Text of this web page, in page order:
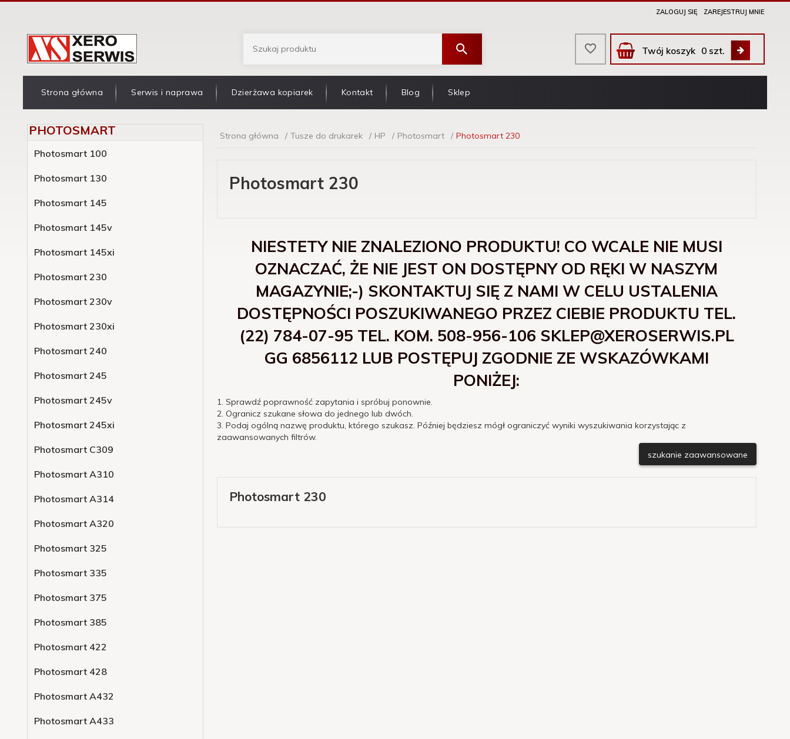
ZALOGUJ SIĘ ZAREJESTRUJ MNIE
Twój koszyk 0szt.
Strona główna Serwis i naprawa Dzierżawa kopiarek Kontakt Blog Sklep
PHOTOSMART
Photosmart 100
Photosmart 130
Photosmart 145
Photosmart 145v
Photosmart 145xi
Photosmart 230
Photosmart 230v
Photosmart 230xi
Photosmart 240
Photosmart 245
Photosmart 245v
Photosmart 245xi
Photosmart C309
Photosmart A310
Photosmart A314
Photosmart A320
Photosmart 325
Photosmart 335
Photosmart 375
Photosmart 385
Photosmart 422
Photosmart 428
Photosmart A432
Photosmart A433
Strona główna Tusze do drukarek HP Photosmart Photosmart 230
Photosmart 230
NIESTETY NIE ZNALEZIONO PRODUKTU! CO WCALE NIE MUSI
OZNACZAĆ, ŻE NIE JEST ON DOSTĘPNY OD RĘKI W NASZYM
MAGAZYNIE;-) SKONTAKTUJ SIĘ Z NAMI W CELU USTALENIA
DOSTĘPNOŚCI POSZUKIWANEGO PRZEZ CIEBIE PRODUKTU TEL.
(22) 784-07-95 TEL. KOM. 508-956-106 SKLEP@XEROSERWIS.PL
GG 6856112 LUB POSTĘPUJ ZGODNIE ZE WSKAZÓWKAMI
PONIŻEJ:
1. Sprawdź poprawność zapytania i spróbuj ponownie.
2. Ogranicz szukane słowa do jednego lub dwóch.
3. Podaj ogólną nazwę produktu, którego szukasz. Później będziesz mógł ograniczyć wyniki wyszukiwania korzystając z
zaawansowanych filtrów.
szukanie zaawansowane
Photosmart 230